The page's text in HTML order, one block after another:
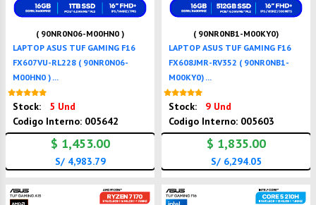
( 90NR0N06-M00HN0 )
LAPTOP ASUS TUF GAMING F16
FX607VU-RL228 ( 90NR0N06-
M00HN0 ) ...
Stock:
5 Und
Codigo Interno: 005642
$ 1,453.00
S/ 4,983.79
( 90NR0NB1-M00KY0)
LAPTOP ASUS TUF GAMING F16
FX608JMR-RV352 ( 90NR0NB1-
M00KY0) ...
Stock:
9 Und
Codigo Interno: 005603
$ 1,835.00
S/ 6,294.05